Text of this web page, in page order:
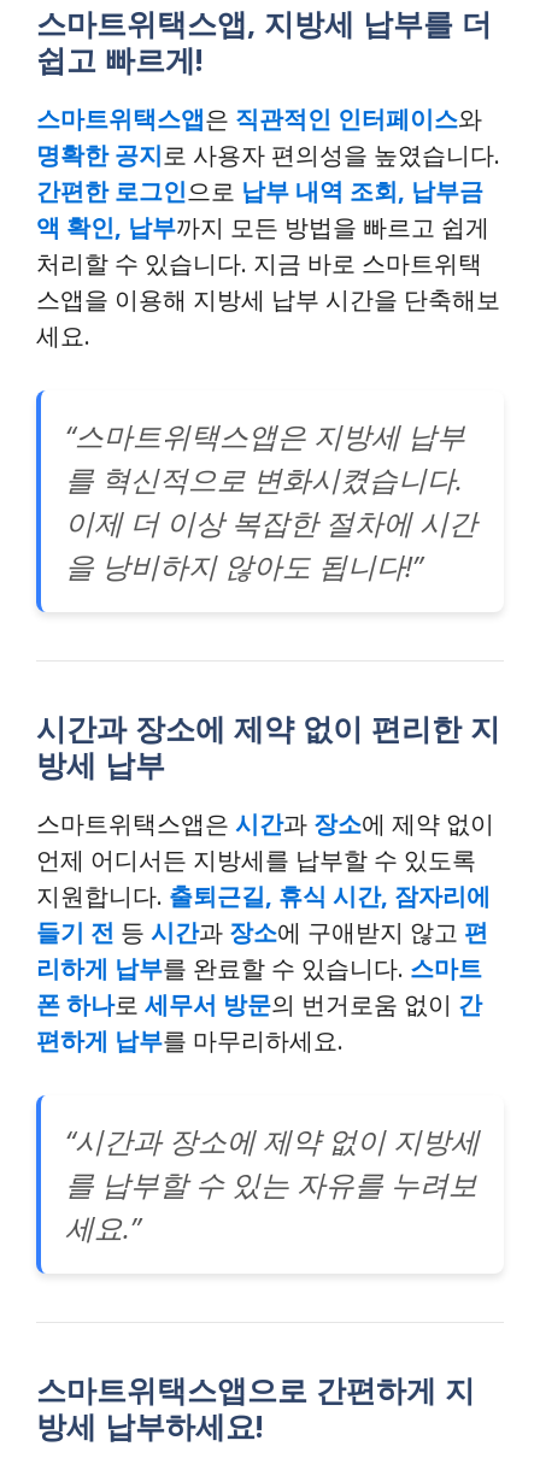
스마트위택스앱, 지방세 납부를 더
쉽고 빠르게!
스마트위택스앱은 직관적인 인터페이스와
명확한 공지로 사용자 편의성을 높였습니다.
간편한 로그인으로 납부 내역 조회, 납부금
액 확인, 납부까지 모든 방법을 빠르고 쉽게
처리할 수 있습니다. 지금 바로 스마트위택
스앱을 이용해 지방세 납부 시간을 단축해보
세요.
“스마트위택스앱은 지방세 납부
를 혁신적으로 변화시켰습니다.
이제 더 이상 복잡한 절차에 시간
을 낭비하지 않아도 됩니다!”
시간과 장소에 제약 없이 편리한 지
방세 납부
스마트위택스앱은 시간과 장소에 제약 없이
언제 어디서든 지방세를 납부할 수 있도록
지원합니다. 출퇴근길, 휴식 시간, 잠자리에
들기 전 등 시간과 장소에 구애받지 않고 편
리하게 납부를 완료할 수 있습니다. 스마트
폰 하나로 세무서 방문의 번거로움 없이 간
편하게 납부를 마무리하세요.
“시간과 장소에 제약 없이 지방세
를 납부할 수 있는 자유를 누려보
세요.”
스마트위택스앱으로 간편하게 지
방세 납부하세요!